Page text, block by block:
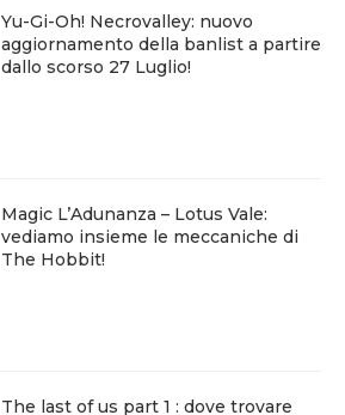
Yu-Gi-Oh! Necrovalley: nuovo
aggiornamento della banlist a partire
dallo scorso 27 Luglio!
Magic L’Adunanza – Lotus Vale:
vediamo insieme le meccaniche di
The Hobbit!
The last of us part 1 : dove trovare